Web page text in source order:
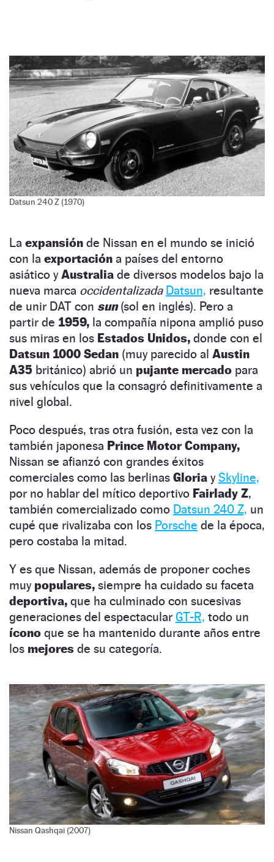
Datsun 240 Z (1970)
La expansión de Nissan en el mundo se inició
con la exportación a países del entorno
asiático yAustralia de diversos modelos bajo la
nueva marca occidentalizada Datsun, resultante
de unir DAT con sun(sol en inglés). Pero a
partir de 1959, la compañía nipona amplió puso
sus miras en los Estados Unidos, donde con el
Datsun 1000 Sedan (muy parecido al Austin
A35 británico) abrió un pujante mercado para
sus vehículos que la consagró definitivamente a
nivel global.
Poco después, tras otra fusión, esta vez con la
también japonesa Prince Motor Company,
Nissan se afianzó con grandes éxitos
comerciales como las berlinas Gloria ySkyline,
por no hablar del mítico deportivo Fairlady Z,
también comercializado como Datsun 240 Z, un
cupé que rivalizaba con los Porsche de la época,
pero costaba la mitad.
Y es que Nissan, además de proponer coches
muy populares, siempre ha cuidado su faceta
deportiva, que ha culminado con sucesivas
generaciones del espectacular GT-R, todo un
ícono que se ha mantenido durante años entre
los mejores de su categoría.
Nissan Qashqai (2007)